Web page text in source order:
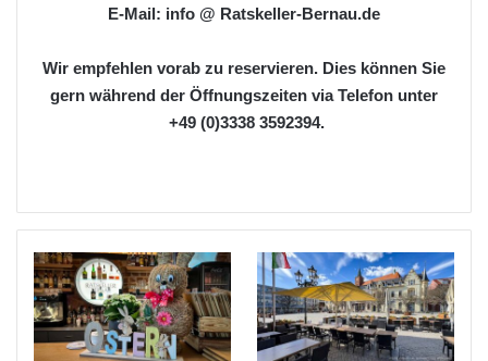
E-Mail: info @ Ratskeller-Bernau.de
Wir empfehlen vorab zu reservieren. Dies können Sie
gern während der Öffnungszeiten via Telefon unter
+49 (0)3338 3592394.